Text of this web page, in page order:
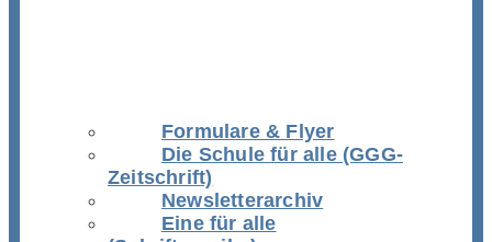
Formulare & Flyer
Die Schule für alle (GGG-
Zeitschrift)
Newsletterarchiv
Eine für alle